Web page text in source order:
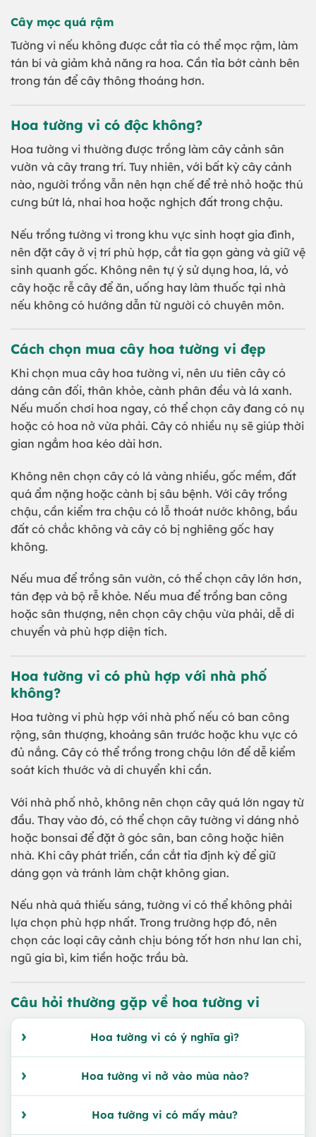
Cây mọc quá rậm
Tường vi nếu không được cắt tỉa có thể mọc rậm, làm
tán bí và giảm khả năng ra hoa. Cần tỉa bớt cành bên
trong tán để cây thông thoáng hơn.
Hoa tường vi có độc không?
Hoa tường vi thường được trồng làm cây cảnh sân
vườn và cây trang trí. Tuy nhiên, với bất kỳ cây cảnh
nào, người trồng vẫn nên hạn chế để trẻ nhỏ hoặc thú
cưng bứt lá, nhai hoa hoặc nghịch đất trong chậu.
Nếu trồng tường vi trong khu vực sinh hoạt gia đình,
nên đặt cây ở vị trí phù hợp, cắt tỉa gọn gàng và giữ vệ
sinh quanh gốc. Không nên tự ý sử dụng hoa, lá, vỏ
cây hoặc rễ cây để ăn, uống hay làm thuốc tại nhà
nếu không có hướng dẫn từ người có chuyên môn.
Cách chọn mua cây hoa tường vi đẹp
Khi chọn mua cây hoa tường vi, nên ưu tiên cây có
dáng cân đối, thân khỏe, cành phân đều và lá xanh.
Nếu muốn chơi hoa ngay, có thể chọn cây đang có nụ
hoặc có hoa nở vừa phải. Cây có nhiều nụ sẽ giúp thời
gian ngắm hoa kéo dài hơn.
Không nên chọn cây có lá vàng nhiều, gốc mềm, đất
quá ẩm nặng hoặc cành bị sâu bệnh. Với cây trồng
chậu, cần kiểm tra chậu có lỗ thoát nước không, bầu
đất có chắc không và cây có bị nghiêng gốc hay
không.
Nếu mua để trồng sân vườn, có thể chọn cây lớn hơn,
tán đẹp và bộ rễ khỏe. Nếu mua để trồng ban công
hoặc sân thượng, nên chọn cây chậu vừa phải, dễ di
chuyển và phù hợp diện tích.
Hoa tường vi có phù hợp với nhà phố
không?
Hoa tường vi phù hợp với nhà phố nếu có ban công
rộng, sân thượng, khoảng sân trước hoặc khu vực có
đủ nắng. Cây có thể trồng trong chậu lớn để dễ kiểm
soát kích thước và di chuyển khi cần.
Với nhà phố nhỏ, không nên chọn cây quá lớn ngay từ
đầu. Thay vào đó, có thể chọn cây tường vi dáng nhỏ
hoặc bonsai để đặt ở góc sân, ban công hoặc hiên
nhà. Khi cây phát triển, cần cắt tỉa định kỳ để giữ
dáng gọn và tránh làm chật không gian.
Nếu nhà quá thiếu sáng, tường vi có thể không phải
lựa chọn phù hợp nhất. Trong trường hợp đó, nên
chọn các loại cây cảnh chịu bóng tốt hơn như lan chi,
ngũ gia bì, kim tiền hoặc trầu bà.
Câu hỏi thường gặp về hoa tường vi
Hoa tường vi có ý nghĩa gì?
Hoa tường vi nở vào mùa nào?
Hoa tường vi có mấy màu?